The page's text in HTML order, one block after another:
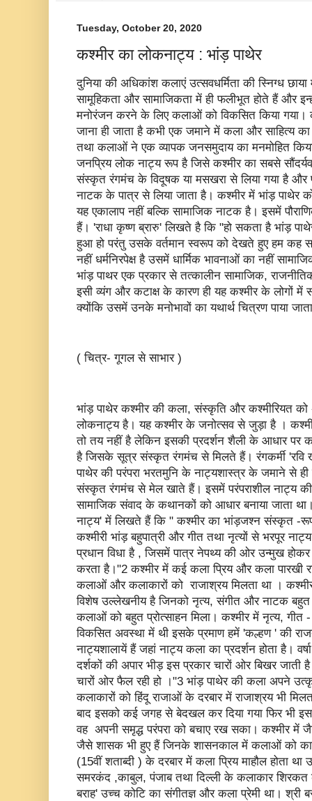
Tuesday, October 20, 2020
कश्मीर का लोकनाट्य : भांड़ पाथेर
दुनिया की अधिकांश कलाएं उत्सवधर्मिता की स्निग्ध
सामूहिकता और सामाजिकता में ही फलीभूत होते हैं और
मनोरंजन करने के लिए कलाओं को विकसित किया गया।
जाना ही जाता है कभी एक जमाने में कला और साहित्य का
तथा कलाओं ने एक व्यापक जनसमुदाय का मनमोहित
जनप्रिय लोक नाट्य रूप है जिसे कश्मीर का सबसे
संस्कृत रंगमंच के विदूषक या मसखरा से लिया गया है और
नाटक के पात्र से लिया जाता है। कश्मीर में भांड़ पाथेर
यह एकालाप नहीं बल्कि सामाजिक नाटक है। इसमें
हैं। 'राधा कृष्ण ब्रारु' लिखते है कि "हो सकता है भांड़
हुआ हो परंतु उसके वर्तमान स्वरूप को देखते हुए हम कह
नहीं धर्मनिरपेक्ष है उसमें धार्मिक भावनाओं का नहीं
भांड़ पाथर एक प्रकार से तत्कालीन सामाजिक,
इसी व्यंग और कटाक्ष के कारण ही यह कश्मीर के लोगों में
क्योंकि उसमें उनके मनोभावों का यथार्थ चित्रण पाया
( चित्र- गूगल से साभार )
भांड़ पाथेर कश्मीर की कला, संस्कृति और कश्मीरियत
लोकनाट्य है। यह कश्मीर के जनोत्सव से जुड़ा है ।
तो तय नहीं है लेकिन इसकी प्रदर्शन शैली के आधार पर
है जिसके सूत्र संस्कृत रंगमंच से मिलते हैं। रंगकर्मी 'रवि
पाथेर की परंपरा भरतमुनि के नाट्यशास्त्र के जमाने से
संस्कृत रंगमंच से मेल खाते हैं। इसमें परंपराशील नाट्य की
सामाजिक संवाद के कथानकों को आधार बनाया जाता
नाट्य' में लिखते हैं कि " कश्मीर का भांड़जश्न संस्कृत -
कश्मीरी भांड़ बहुपात्री और गीत तथा नृत्यों से भरपूर
प्रधान विधा है , जिसमें पात्र नेपथ्य की ओर उन्मुख होकर
करता है।"2 कश्मीर में कई कला प्रिय और कला पारखी
कलाओं और कलाकारों को राजाश्रय मिलता था ।
विशेष उल्लेखनीय है जिनको नृत्य, संगीत और नाटक
कलाओं को बहुत प्रोत्साहन मिला। कश्मीर में नृत्य, गीत
विकसित अवस्था में थी इसके प्रमाण हमें 'कल्हण ' की
नाट्यशालायें हैं जहां नाट्य कला का प्रदर्शन होता है।
दर्शकों की अपार भीड़ इस प्रकार चारों ओर बिखर
चारों ओर फैल रही हो ।"3 भांड़ पाथेर की कला अपने
कलाकारों को हिंदू राजाओं के दरबार में राजाश्रय भी
बाद इसको कई जगह से बेदखल कर दिया गया फिर भी
वह अपनी समृद्ध परंपरा को बचाए रख सका। कश्मीर
जैसे शासक भी हुए हैं जिनके शासनकाल में कलाओं को
(15वीं शताब्दी ) के दरबार में कला प्रिय माहौल होता
समरकंद ,काबुल, पंजाब तथा दिल्ली के कलाकार शिरकत
बराह' उच्च कोटि का संगीतज्ञ और कला प्रेमी था।